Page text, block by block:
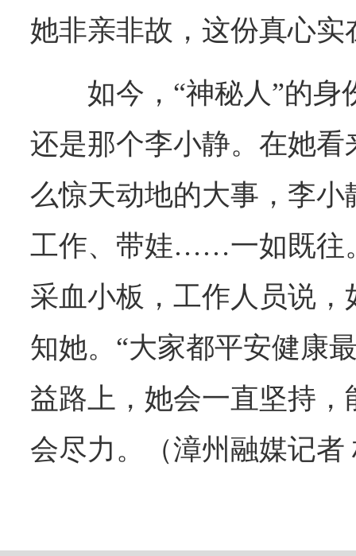
她非亲非故，这份真心实
如今，“神秘人”的
还是那个李小静。在她
么惊天动地的大事，李
工作、带娃……一如既往
采血小板，工作人员说
知她。“大家都平安健康
益路上，她会一直坚持
会尽力。（漳州融媒记者